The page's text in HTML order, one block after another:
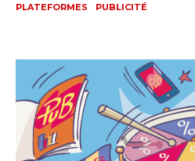
PLATEFORMES
PUBLICITÉ